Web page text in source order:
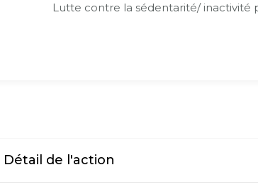
Lutte contre la sédentarité/ inactivité
Détail de l'action